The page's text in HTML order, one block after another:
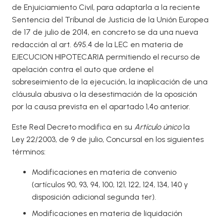
de Enjuiciamiento Civil, para adaptarla a la reciente
Sentencia del Tribunal de Justicia de la Unión Europea
de 17 de julio de 2014, en concreto se da una nueva
redacción al art. 695.4 de la LEC en materia de
EJECUCION HIPOTECARIA permitiendo el recurso de
apelación contra el auto que ordene el
sobreseimiento de la ejecución, la inaplicación de una
cláusula abusiva o la desestimación de la oposición
por la causa prevista en el apartado 1,4º anterior.
Este Real Decreto modifica en su Artículo únicola
Ley 22/2003, de 9 de julio, Concursal en los siguientes
términos:
Modificaciones en materia de convenio
(artículos 90, 93, 94, 100, 121, 122, 124, 134, 140 y
disposición adicional segunda ter).
Modificaciones en materia de liquidación